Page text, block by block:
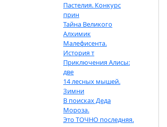
Пастелия. Конкурс
прин
Тайна Великого
Алхимик
Малефисента.
История т
Приключения Алисы:
две
14 лесных мышей.
Зимни
В поисках Деда
Мороза.
Это ТОЧНО последняя.